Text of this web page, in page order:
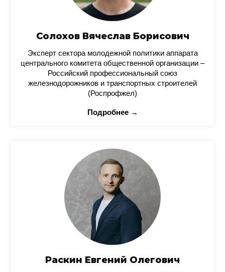
Солохов Вячеслав Борисович
Эксперт сектора молодежной политики аппарата
центрального комитета общественной организации –
Российский профессиональный союз
железнодорожников и транспортных строителей
(Роспрофжел)
Подробнее →
Раскин Евгений Олегович